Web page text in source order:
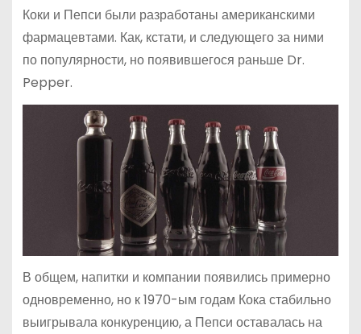
Коки и Пепси были разработаны американскими
фармацевтами. Как, кстати, и следующего за ними
по популярности, но появившегося раньше Dr.
Pepper.
В общем, напитки и компании появились примерно
одновременно, но к 1970-ым годам Кока стабильно
выигрывала конкуренцию, а Пепси оставалась на